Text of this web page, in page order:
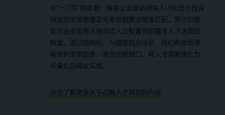
非"一刀切"的命题：每家企业都必须将人才队伍与自身
特定的发展愿景及未来技能需求精准匹配。罗兰贝格
助力企业实现从被动式人力配置到前瞻性人才决策的
转型。通过结构化、AI赋能的方法论，我们帮助领导
者预判变革趋势、弥合技能缺口，将人才洞察转化为
可量化的商业实效。
点击了解更多关于战略人才规划的内容